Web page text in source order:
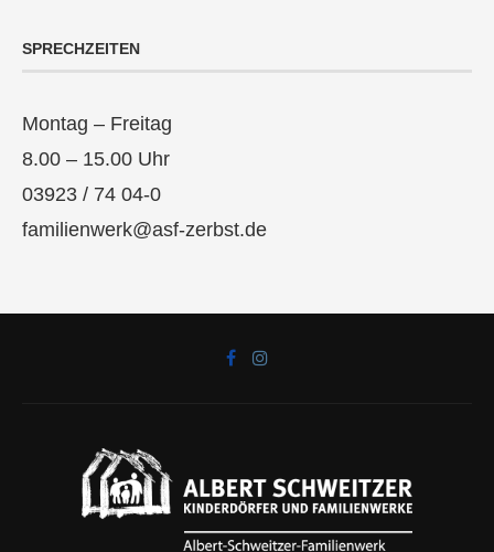
SPRECHZEITEN
Montag – Freitag
8.00 – 15.00 Uhr
03923 / 74 04-0
familienwerk@asf-zerbst.de